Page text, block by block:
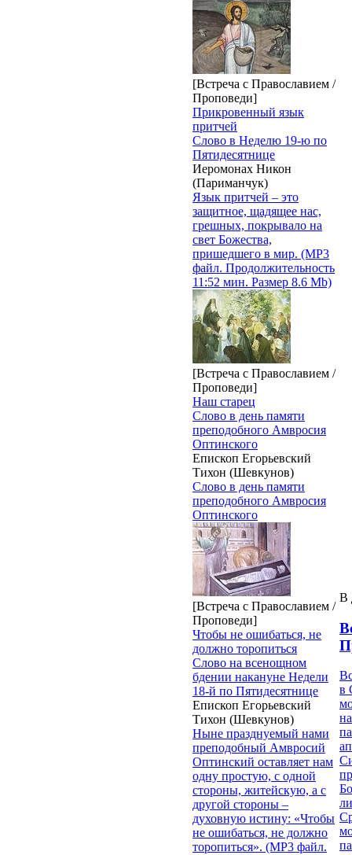
[Встреча с Православием /
Проповеди]
Прикровенный язык
притчей
Слово в Неделю 19-ю по
Пятидесятнице
Иеромонах Никон
(Париманчук)
Язык притчей – это
защитное, щадящее нас,
грешных, покрывало на
свет Божества,
пришедшего в мир. (MP3
файл. Продолжительность
11:52 мин. Размер 8.6 Mb)
[Встреча с Православием /
Проповеди]
Наш старец
Слово в день памяти
преподобного Амвросия
Оптинского
Епископ Егорьевский
Тихон (Шевкунов)
Слово в день памяти
преподобного Амвросия
Оптинского
[Встреча с Православием /
Проповеди]
Чтобы не ошибаться, не
должно торопиться
Слово на всенощном
бдении накануне Недели
18-й по Пятидесятнице
Епископ Егорьевский
Тихон (Шевкунов)
Ныне празднуемый нами
преподобный Амвросий
Оптинский оставляет нам
одну простую, с одной
стороны, житейскую, а с
другой стороны –
духовную истину: «Чтобы
не ошибаться, не должно
торопиться». (MP3 файл.
В
в